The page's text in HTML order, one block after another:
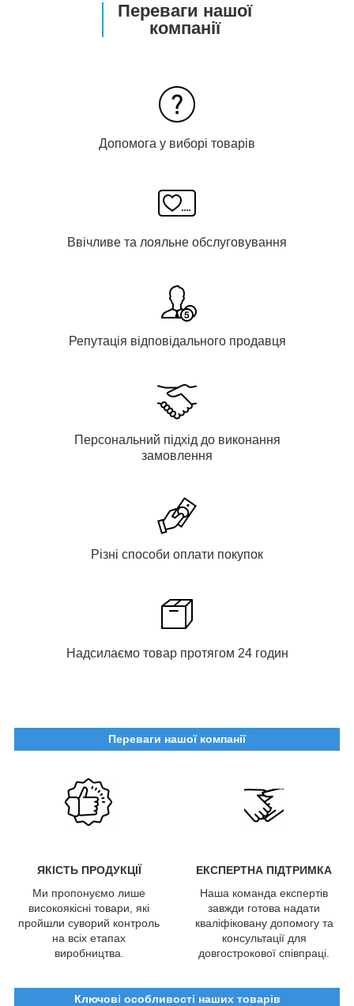
Переваги нашої
компанії
Допомога у виборі товарів
Ввічливе та лояльне обслуговування
Репутація відповідального продавця
Персональний підхід до виконання
замовлення
Різні способи оплати покупок
Надсилаємо товар протягом 24 годин
Переваги нашої компанії
ЯКІСТЬ ПРОДУКЦІЇ
ЕКСПЕРТНА ПІДТРИМКА
Ми пропонуємо лише
високоякісні товари, які
пройшли суворий контроль
на всіх етапах
виробництва.
Наша команда експертів
завжди готова надати
кваліфіковану допомогу та
консультації для
довгострокової співпраці.
Ключові особливості наших товарів